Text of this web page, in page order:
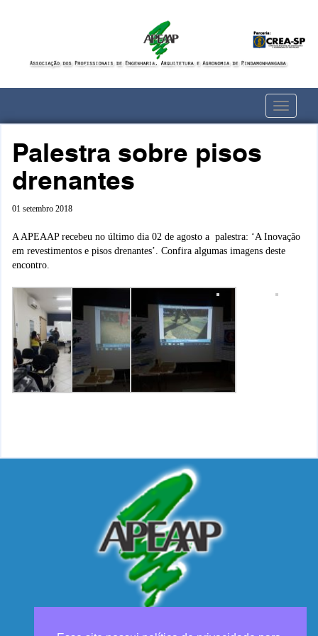
Toggle
Palestra sobre pisos
drenantes
01 setembro 2018
A APEAAP recebeu no último dia 02 de agosto a palestra: ‘A Inovação
em revestimentos e pisos drenantes’. Confira algumas imagens deste
encontro.